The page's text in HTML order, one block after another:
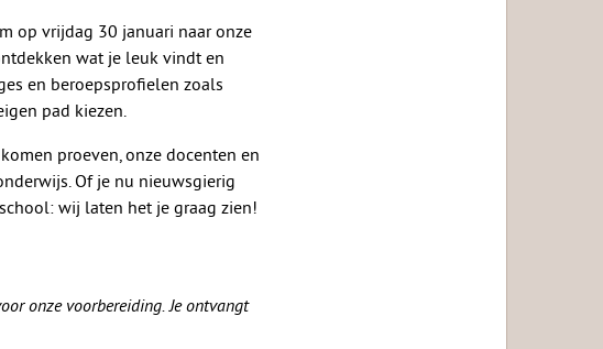
op vrijdag 30 januari naar onze
wat je leuk vindt en
en beroepsprofielen zoals
pad kiezen.
proeven, onze docenten en
Of je nu nieuwsgierig
wij laten het je graag zien!
onze voorbereiding. Je ontvangt